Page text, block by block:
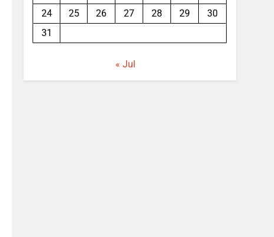
24
25 26 27 28 29
30
31
« Jul